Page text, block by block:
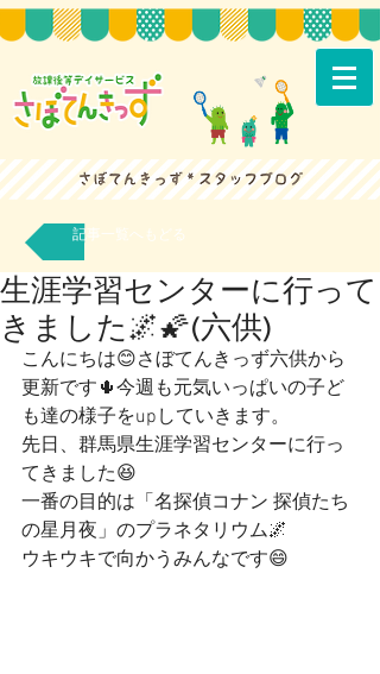
記事一覧へもどる
生涯学習センターに行って
きました🌌🌠(六供)
こんにちは😊さぼてんきっず六供から
更新です🌵今週も元気いっぱいの子ど
も達の様子をupしていきます。
先日、群馬県生涯学習センターに行っ
てきました😆
一番の目的は「名探偵コナン 探偵たち
の星月夜」のプラネタリウム🌌
ウキウキで向かうみんなです😄